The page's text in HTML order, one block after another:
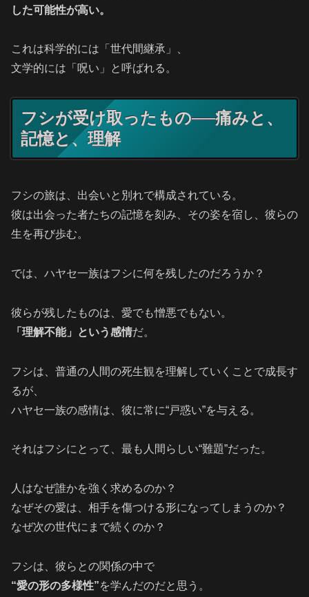
した可能性が高い。
これは科学的には「世代間継承」、
文学的には「呪い」と呼ばれる。
フシが受け取ったもの──痛みと、
記憶と、理解
フシの旅は、出会いと別れで構成されている。
彼は出会った者たちの記憶を刻み、その姿を宿し、彼らの
生を再び歩む。
では、ハヤセ一族はフシに何を残したのだろうか？
彼らが残したものは、愛でも憎悪でもない。
「理解不能」という感情だ。
フシは、普通の人間の死生観を理解していくことで成長す
るが、
ハヤセ一族の感情は、彼に常に“戸惑い”を与える。
それはフシにとって、最も人間らしい“難題”だった。
人はなぜ誰かを強く求めるのか？
なぜその愛は、相手を傷つける形になってしまうのか？
なぜ次の世代にまで続くのか？
フシは、彼らとの関係の中で
“愛の形の多様性”を学んだのだと思う。